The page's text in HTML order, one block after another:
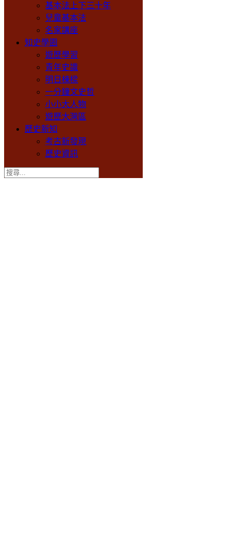
基本法上下三十年
兒童基本法
名家講座
知史學園
遊歷學習
青年史識
明日棟樑
一分鐘文史哲
小小大人物
遊歷大灣區
歷史新知
考古新發現
歷史資訊